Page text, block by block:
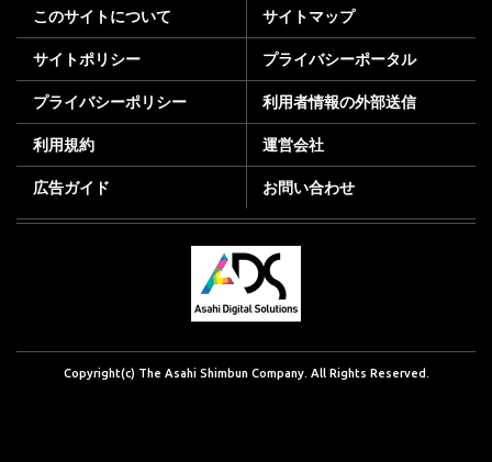
このサイトについて サイトマップ
サイトポリシー プライバシーポータル
プライバシーポリシー 利用者情報の外部送信
利用規約 運営会社
広告ガイド お問い合わせ
Copyright(c) The Asahi Shimbun Company. All Rights Reserved.